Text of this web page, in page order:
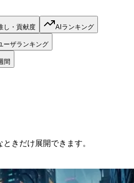
し・貢献度 AIランキング
ーザランキング
間
きだけ展開できます。